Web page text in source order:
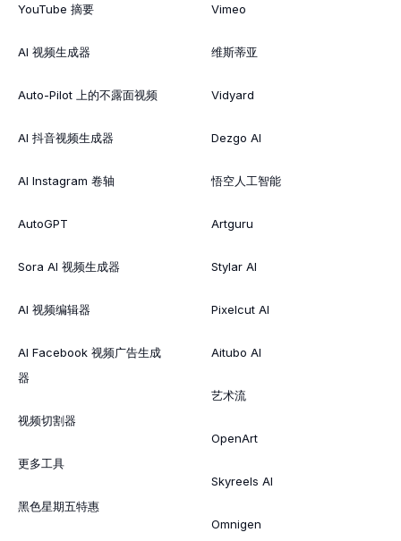
YouTube 摘要
AI 视频生成器
Auto-Pilot 上的不露面视频
AI 抖音视频生成器
AI Instagram 卷轴
AutoGPT
Sora AI 视频生成器
AI 视频编辑器
AI Facebook 视频广告生成
器
视频切割器
更多工具
黑色星期五特惠
Vimeo
维斯蒂亚
Vidyard
Dezgo AI
悟空人工智能
Artguru
Stylar AI
Pixelcut AI
Aitubo AI
艺术流
OpenArt
Skyreels AI
Omnigen